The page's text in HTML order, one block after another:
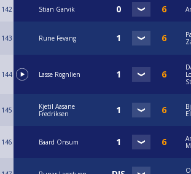
142 Stian Garvik
143 Rune Fevang
144 Lasse Rognlien
145
Kjetil Aasane
Fredriksen
146 Baard Onsum